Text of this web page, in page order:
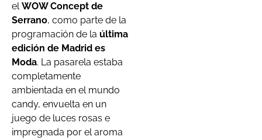
elWOW Concept de
Serrano, como parte de la
programación de la última
edición de Madrid es
Moda. La pasarela estaba
completamente
ambientada en el mundo
candy, envuelta en un
juego de luces rosas e
impregnada por el aroma